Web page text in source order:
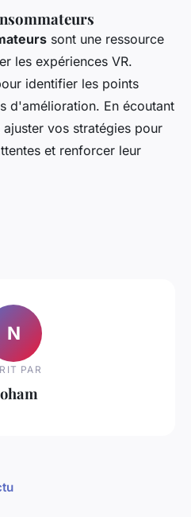
sont une ressource
les expériences VR.
identifier les points
d'amélioration. En écoutant
vos stratégies pour
et renforcer leur
N
PAR